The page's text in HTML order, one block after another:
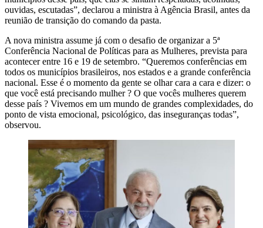
ouvidas, escutadas”, declarou a ministra à Agência Brasil, antes da
reunião de transição do comando da pasta.
A nova ministra assume já com o desafio de organizar a 5ª
Conferência Nacional de Políticas para as Mulheres, prevista para
acontecer entre 16 e 19 de setembro. “Queremos conferências em
todos os municípios brasileiros, nos estados e a grande conferência
nacional. Esse é o momento da gente se olhar cara a cara e dizer: o
que você está precisando mulher ? O que vocês mulheres querem
desse país ? Vivemos em um mundo de grandes complexidades, do
ponto de vista emocional, psicológico, das inseguranças todas”,
observou.